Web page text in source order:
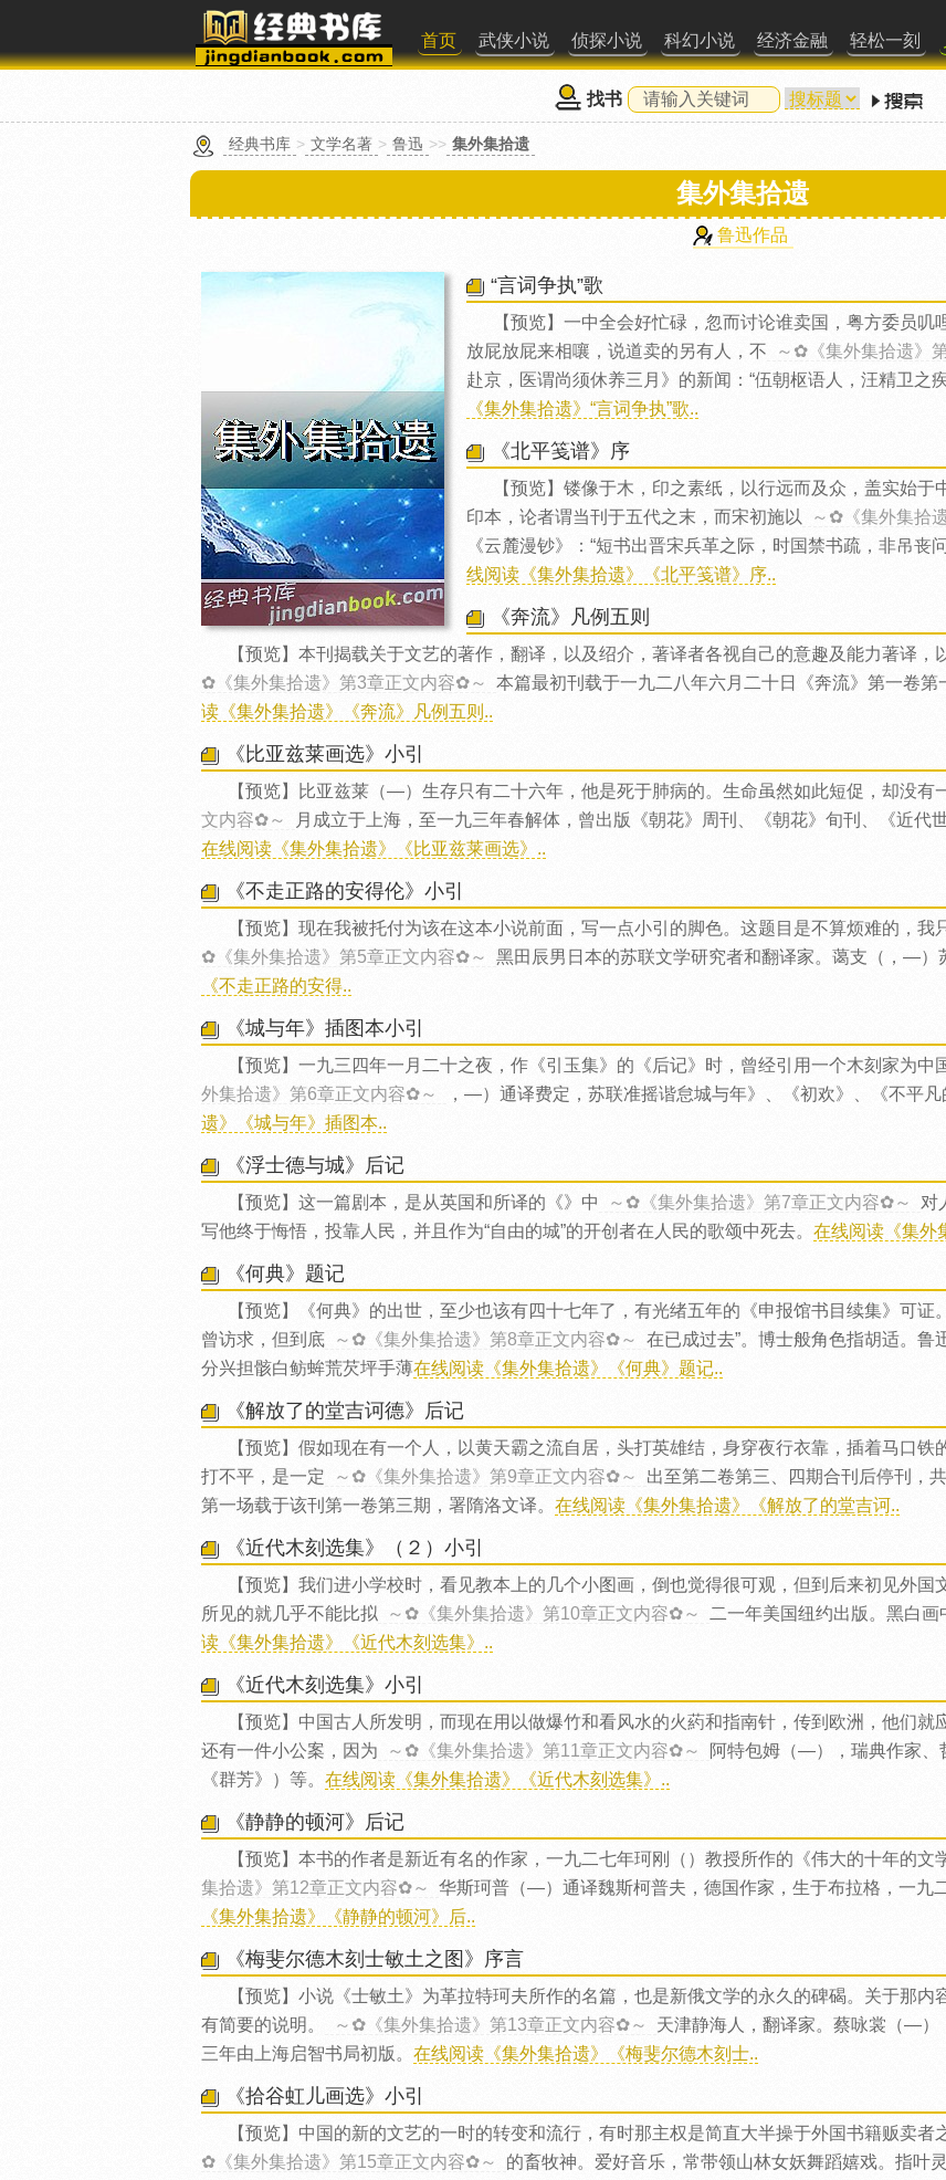
首页 武侠小说 侦探小说 科幻小说 经济金融 轻松一刻
找书
经典书库 > 文学名著 > 鲁迅 >> 集外集拾遗
集外集拾遗
鲁迅作品
“言词争执”歌
【预览】一中全会好忙碌，忽而讨论谁卖国，粤方委员叽
放屁放屁来相嚷，说道卖的另有人，不
～✿《集外集拾遗》
赴京，医谓尚须休养三月》的新闻：“伍朝枢语人，汪精卫之
《集外集拾遗》“言词争执”歌..
《北平笺谱》序
【预览】镂像于木，印之素纸，以行远而及众，盖实始
印本，论者谓当刊于五代之末，而宋初施以
～✿《集外集拾
《云麓漫钞》：“短书出晋宋兵革之际，时国禁书疏，非吊丧
线阅读《集外集拾遗》《北平笺谱》序..
《奔流》凡例五则
【预览】本刊揭载关于文艺的著作，翻译，以及绍介，著译者各视自己的意趣及能力著译
✿《集外集拾遗》第3章正文内容✿～
本篇最初刊载于一九二八年六月二十日《奔流》第一卷第
读《集外集拾遗》《奔流》凡例五则..
《比亚兹莱画选》小引
【预览】比亚兹莱（—）生存只有二十六年，他是死于肺病的。生命虽然如此短促，却没有
文内容✿～
月成立于上海，至一九三年春解体，曾出版《朝花》周刊、《朝花》旬刊、《近代
在线阅读《集外集拾遗》《比亚兹莱画选》..
《不走正路的安得伦》小引
【预览】现在我被托付为该在这本小说前面，写一点小引的脚色。这题目是不算烦难的，
✿《集外集拾遗》第5章正文内容✿～
黑田辰男日本的苏联文学研究者和翻译家。蔼支（，—）
《不走正路的安得..
《城与年》插图本小引
【预览】一九三四年一月二十之夜，作《引玉集》的《后记》时，曾经引用一个木刻家为
外集拾遗》第6章正文内容✿～
，—）通译费定，苏联准摇谐怠城与年》、《初欢》、《不平
遗》《城与年》插图本..
《浮士德与城》后记
【预览】这一篇剧本，是从英国和所译的《》中 ～✿《集外集拾遗》第7章正文内容✿～
对
写他终于悔悟，投靠人民，并且作为“自由的城”的开创者在人民的歌颂中死去。 在线阅读《集外
《何典》题记
【预览】《何典》的出世，至少也该有四十七年了，有光绪五年的《申报馆书目续集》可
曾访求，但到底
～✿《集外集拾遗》第8章正文内容✿～
在已成过去”。博士般角色指胡适。
分兴担骸白鲂蛑荒芡坪手薄在线阅读《集外集拾遗》《何典》题记..
《解放了的堂吉诃德》后记
【预览】假如现在有一个人，以黄天霸之流自居，头打英雄结，身穿夜行衣靠，插着马口铁
打不平，是一定
～✿《集外集拾遗》第9章正文内容✿～
出至第二卷第三、四期合刊后停刊，
第一场载于该刊第一卷第三期，署隋洛文译。 在线阅读《集外集拾遗》《解放了的堂吉诃..
《近代木刻选集》（２）小引
【预览】我们进小学校时，看见教本上的几个小图画，倒也觉得很可观，但到后来初见外
所见的就几乎不能比拟
～✿《集外集拾遗》第10章正文内容✿～ 二一年美国纽约出版。黑白画
读《集外集拾遗》《近代木刻选集》..
《近代木刻选集》小引
【预览】中国古人所发明，而现在用以做爆竹和看风水的火葯和指南针，传到欧洲，他们就
还有一件小公案，因为
～✿《集外集拾遗》第11章正文内容✿～
阿特包姆（—），瑞典作家、
《群芳》）等。 在线阅读《集外集拾遗》《近代木刻选集》..
《静静的顿河》后记
【预览】本书的作者是新近有名的作家，一九二七年珂刚（）教授所作的《伟大的十年的文
集拾遗》第12章正文内容✿～
华斯珂普（—）通译魏斯柯普夫，德国作家，生于布拉格，一九
《集外集拾遗》《静静的顿河》后..
《梅斐尔德木刻士敏土之图》序言
【预览】小说《士敏土》为革拉特珂夫所作的名篇，也是新俄文学的永久的碑碣。关于那
有简要的说明。
～✿《集外集拾遗》第13章正文内容✿～
天津静海人，翻译家。蔡咏裳（—）
三年由上海启智书局初版。 在线阅读《集外集拾遗》《梅斐尔德木刻士..
《拾谷虹儿画选》小引
【预览】中国的新的文艺的一时的转变和流行，有时那主权是简直大半操于外国书籍贩卖
✿《集外集拾遗》第15章正文内容✿～
的畜牧神。爱好音乐，常带领山林女妖舞蹈嬉戏。指叶